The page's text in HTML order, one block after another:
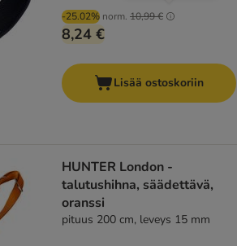
-25.02% norm. 10,99 €
8,24 €
Lisää ostoskoriin
HUNTER London -
talutushihna, säädettävä,
oranssi
pituus 200 cm, leveys 15 mm